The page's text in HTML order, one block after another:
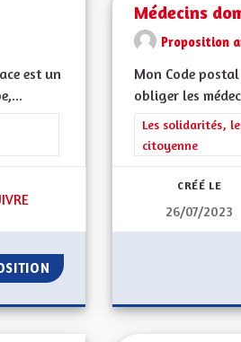
est un
énergétiques, écologiques,
DÉVELOPPER LE FERROUTAGE
Médecins
Proposition
Mon Code
obliger les
Filtrer les
Les solidarités,
citoyenne
CRÉÉ LE
26/07/2023